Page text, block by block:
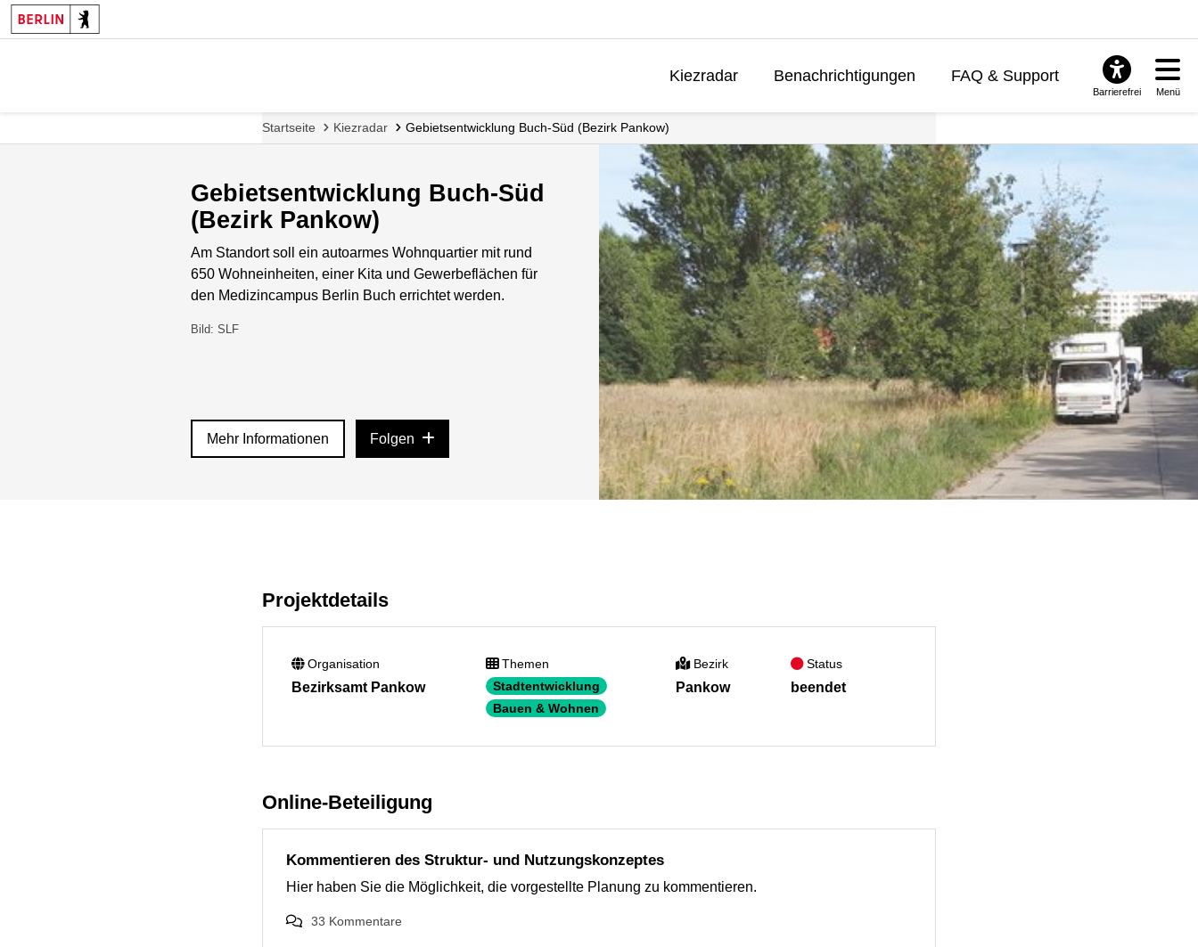
Kiezradar Benachrichtigungen FAQ & Support
Barrierefrei Menü
Startseite Kiezradar Gebietsentwicklung Buch-Süd (Bezirk Pankow)
Gebietsentwicklung Buch-Süd
(Bezirk Pankow)
Am Standort soll ein autoarmes Wohnquartier mit rund
650 Wohneinheiten, einer Kita und Gewerbeflächen für
den Medizincampus Berlin Buch errichtet werden.
Bild: SLF
Mehr Informationen Folgen
Projektdetails
Organisation
Bezirksamt Pankow
Themen
Stadtentwicklung
Bauen & Wohnen
Bezirk
Pankow
Status
beendet
Online-Beteiligung
Kommentieren des Struktur- und Nutzungskonzeptes
Hier haben Sie die Möglichkeit, die vorgestellte Planung zu kommentieren.
33 Kommentare